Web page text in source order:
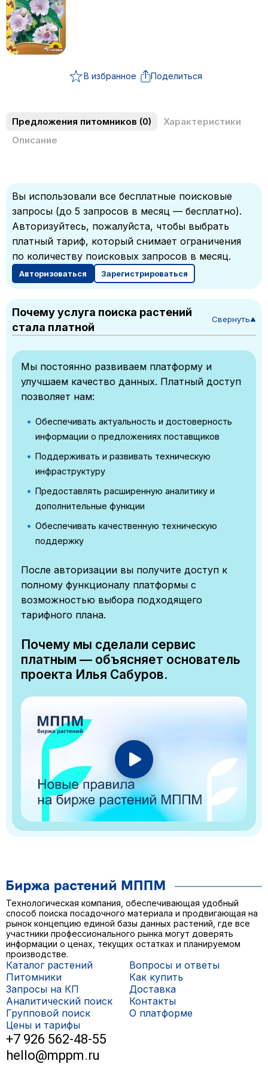
В избранное Поделиться
Предложения питомников (0)
Характеристики
Описание
Вы использовали все бесплатные поисковые
запросы (до 5 запросов в месяц — бесплатно).
Авторизуйтесь, пожалуйста, чтобы выбрать
платный тариф, который снимает ограничения
по количеству поисковых запросов в месяц.
Авторизоваться Зарегистрироваться
Почему услуга поиска растений
стала платной
Свернуть▼
Мы постоянно развиваем платформу и
улучшаем качество данных. Платный доступ
позволяет нам:
Обеспечивать актуальность и достоверность
информации о предложениях поставщиков
Поддерживать и развивать техническую
инфраструктуру
Предоставлять расширенную аналитику и
дополнительные функции
Обеспечивать качественную техническую
поддержку
После авторизации вы получите доступ к
полному функционалу платформы с
возможностью выбора подходящего
тарифного плана.
Почему мы сделали сервис
платным — объясняет основатель
проекта Илья Сабуров.
Технологическая компания, обеспечивающая удобный
способ поиска посадочного материала и продвигающая на
рынок концепцию единой базы данных растений, где все
участники профессионального рынка могут доверять
информации о ценах, текущих остатках и планируемом
производстве.
Каталог растений
Питомники
Запросы на КП
Аналитический поиск
Групповой поиск
Цены и тарифы
Вопросы и ответы
Как купить
Доставка
Контакты
О платформе
+7 926 562-48-55
hello@mppm.ru